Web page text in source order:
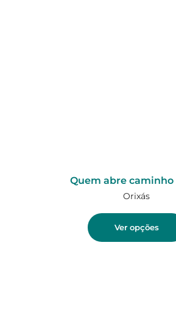
Quem abre caminho
Orixás
Ver opções